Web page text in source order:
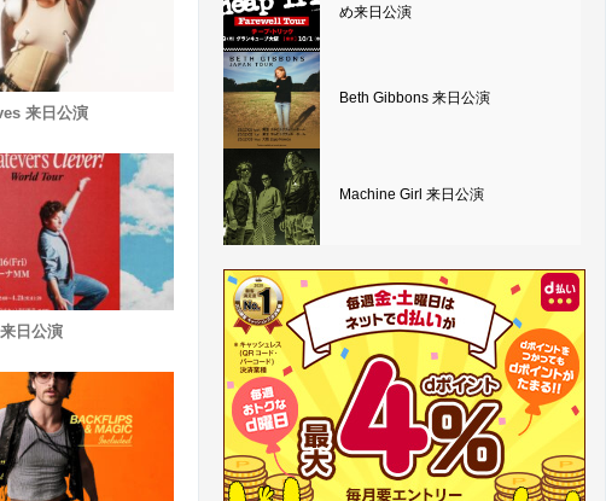
来日公演
日公演
め来日公演
Beth Gibbons 来日公演
Machine Girl 来日公演